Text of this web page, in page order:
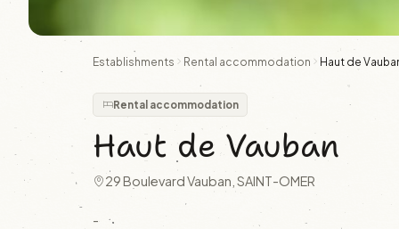
Establishments Rental accommodation Haut de
Rental accommodation
Haut de Vauban
29 Boulevard Vauban, SAINT-OMER
-